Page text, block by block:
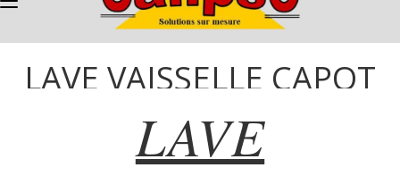
LAVE VAISSELLE CAPOT
COMENDA ”621”
LAVE